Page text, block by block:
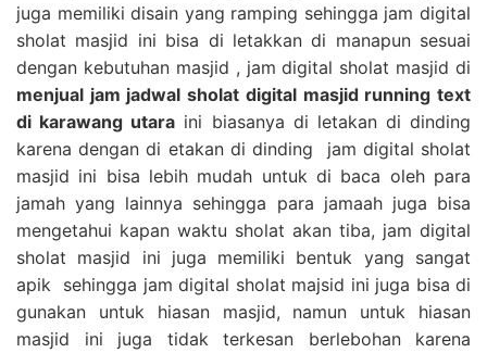
juga memiliki disain yang ramping sehingga jam digital
sholat masjid ini bisa di letakkan di manapun sesuai
dengan kebutuhan masjid , jam digital sholat masjid di
menjual jam jadwal sholat digital masjid running text
di karawang utara ini biasanya di letakan di dinding
karena dengan di etakan di dinding jam digital sholat
masjid ini bisa lebih mudah untuk di baca oleh para
jamah yang lainnya sehingga para jamaah juga bisa
mengetahui kapan waktu sholat akan tiba, jam digital
sholat masjid ini juga memiliki bentuk yang sangat
apik sehingga jam digital sholat majsid ini juga bisa di
gunakan untuk hiasan masjid, namun untuk hiasan
masjid ini juga tidak terkesan berlebohan karena